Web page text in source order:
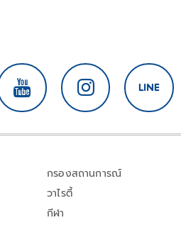
กรองสถานการณ์
วาไรตี้
กีฬา